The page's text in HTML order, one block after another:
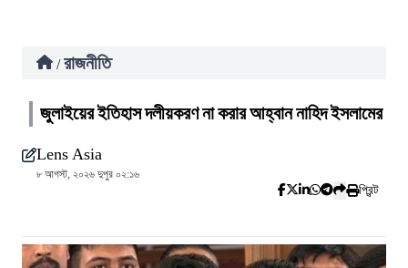
/ রাজনীতি
জুলাইয়ের ইতিহাস দলীয়করণ না করার আহ্বান নাহিদ ইসলামের
Lens Asia
৮ আগস্ট, ২০২৬ দুপুর ০২:১৬
প্রিন্ট